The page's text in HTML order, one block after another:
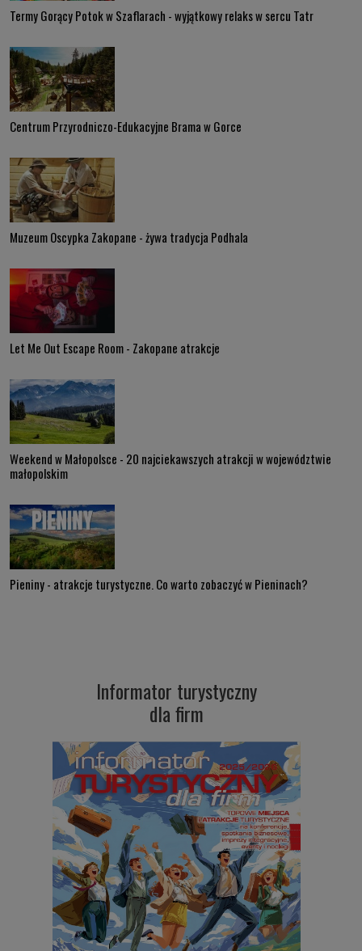
Termy Gorący Potok w Szaflarach - wyjątkowy relaks w sercu Tatr
Centrum Przyrodniczo-Edukacyjne Brama w Gorce
Muzeum Oscypka Zakopane - żywa tradycja Podhala
Let Me Out Escape Room - Zakopane atrakcje
Weekend w Małopolsce - 20 najciekawszych atrakcji w województwie
małopolskim
Pieniny - atrakcje turystyczne. Co warto zobaczyć w Pieninach?
Informator turystyczny
dla firm